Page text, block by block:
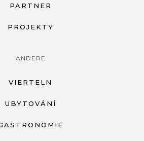
PARTNER
PROJEKTY
ANDERE
VIERTELN
UBYTOVÁNÍ